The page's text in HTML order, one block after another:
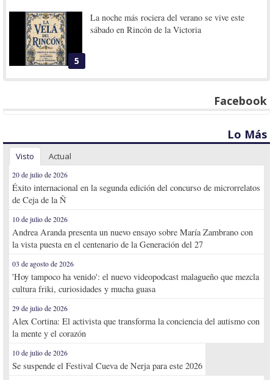
5
La noche más rociera del verano se vive este
sábado en Rincón de la Victoria
Facebook
Lo Más
Visto Actual
20 de julio de 2026
Éxito internacional en la segunda edición del concurso de microrrelatos
de Ceja de la Ñ
10 de julio de 2026
Andrea Aranda presenta un nuevo ensayo sobre María Zambrano con
la vista puesta en el centenario de la Generación del 27
03 de agosto de 2026
'Hoy tampoco ha venido': el nuevo videopodcast malagueño que mezcla
cultura friki, curiosidades y mucha guasa
29 de julio de 2026
Alex Cortina: El activista que transforma la conciencia del autismo con
la mente y el corazón
10 de julio de 2026
Se suspende el Festival Cueva de Nerja para este 2026